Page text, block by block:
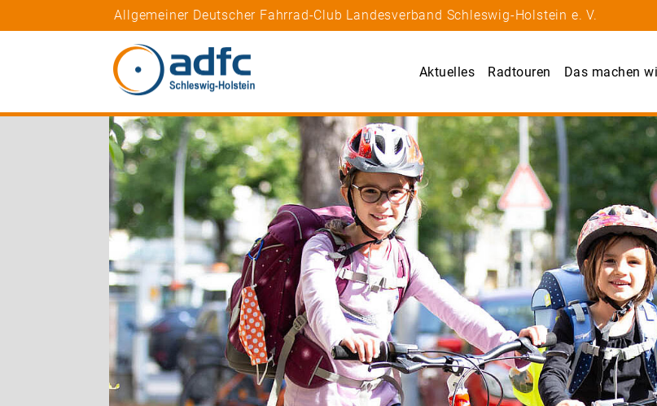
Allgemeiner Deutscher Fahrrad-Club Landesverband Schleswig-Holstein e. V.
Aktuelles Radtouren Das machen